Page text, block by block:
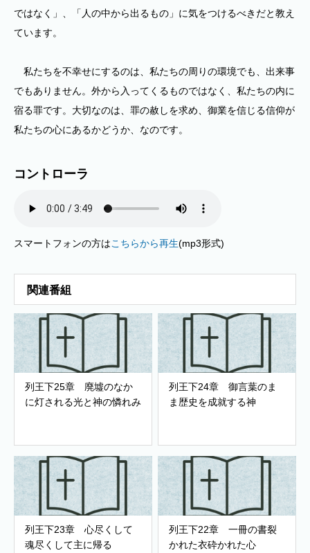
ではなく」、「人の中から出るもの」に気をつけるべきだと教え
ています。
私たちを不幸せにするのは、私たちの周りの環境でも、出来事
でもありません。外から入ってくるものではなく、私たちの内に
宿る罪です。大切なのは、罪の赦しを求め、御業を信じる信仰が
私たちの心にあるかどうか、なのです。
コントローラ
スマートフォンの方はこちらから再生(mp3形式)
関連番組
列王下25章 廃墟のなか
に灯される光と神の憐れみ
列王下24章 御言葉のま
ま歴史を成就する神
列王下23章 心尽くして
魂尽くして主に帰る
列王下22章 一冊の書裂
かれた衣砕かれた心